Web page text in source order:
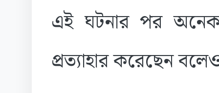
এই ঘটনার পর অনেক
প্রত্যাহার করেছেন